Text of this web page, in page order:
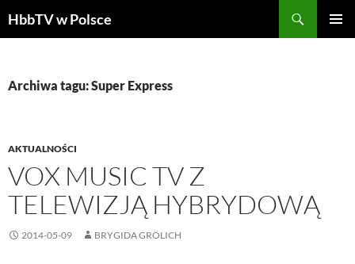
HbbTV w Polsce
Archiwa tagu: Super Express
AKTUALNOŚCI
VOX MUSIC TV Z
TELEWIZJĄ HYBRYDOWĄ
2014-05-09 BRYGIDA GRÖLICH